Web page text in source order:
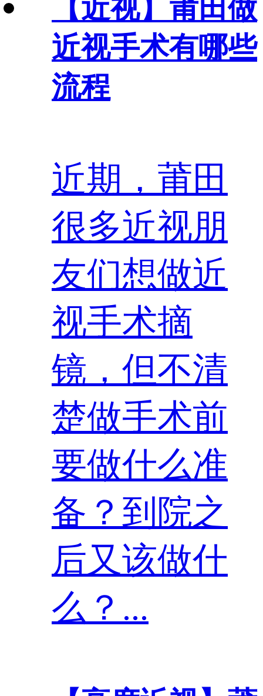
【近视】 莆田做
近视手术有哪些
流程
近期，莆田
很多近视朋
友们想做近
视手术摘
镜，但不清
楚做手术前
要做什么准
备？到院之
后又该做什
么？...